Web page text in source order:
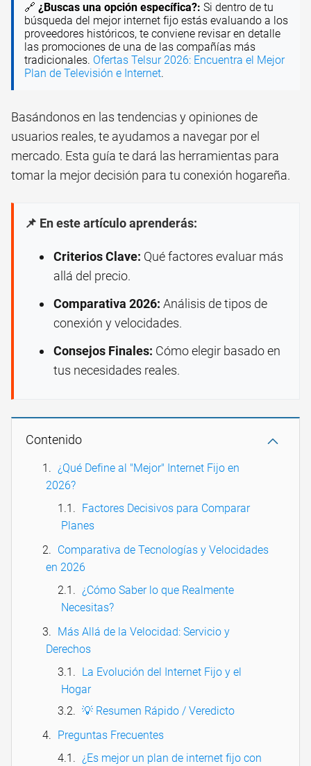
🔗 ¿Buscas una opción específica?: Si dentro de tu
búsqueda del mejor internet fijo estás evaluando a los
proveedores históricos, te conviene revisar en detalle
las promociones de una de las compañías más
tradicionales. Ofertas Telsur 2026: Encuentra el Mejor
Plan de Televisión e Internet.
Basándonos en las tendencias y opiniones de
usuarios reales, te ayudamos a navegar por el
mercado. Esta guía te dará las herramientas para
tomar la mejor decisión para tu conexión hogareña.
📌 En este artículo aprenderás:
Criterios Clave: Qué factores evaluar más
allá del precio.
Comparativa 2026: Análisis de tipos de
conexión y velocidades.
Consejos Finales: Cómo elegir basado en
tus necesidades reales.
Contenido
¿Qué Define al "Mejor" Internet Fijo en
2026?
Factores Decisivos para Comparar
Planes
Comparativa de Tecnologías y Velocidades
en 2026
¿Cómo Saber lo que Realmente
Necesitas?
Más Allá de la Velocidad: Servicio y
Derechos
La Evolución del Internet Fijo y el
Hogar
💡 Resumen Rápido / Veredicto
Preguntas Frecuentes
¿Es mejor un plan de internet fijo con